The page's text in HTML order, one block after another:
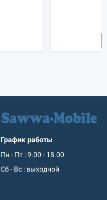
График работы
Пн - Пт : 9.00 - 18.00
Сб - Вс : выходной